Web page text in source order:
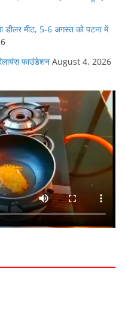
डीलर मीट, 5-6 अगस्त को पटना में
फाउंडेशन August 4, 2026